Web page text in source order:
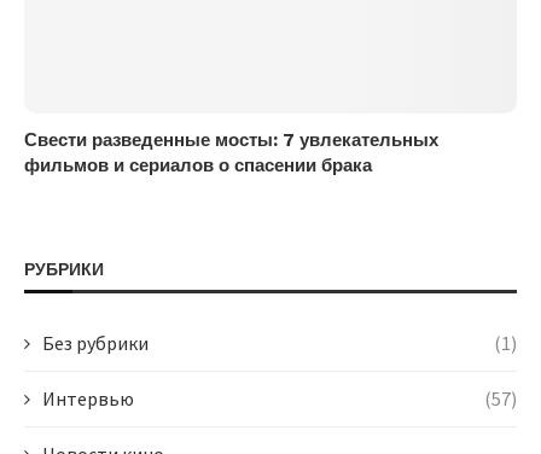
Свести разведенные мосты: 7 увлекательных
фильмов и сериалов о спасении брака
РУБРИКИ
Без рубрики (1)
Интервью (57)